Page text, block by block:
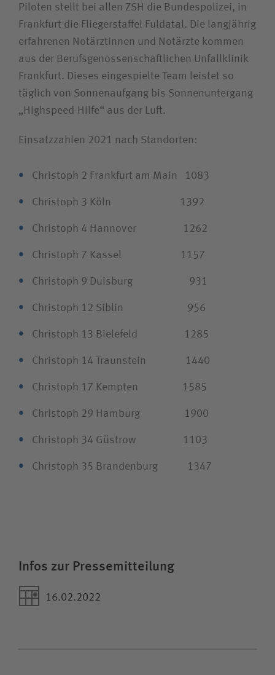
Piloten stellt bei allen ZSH die Bundespolizei, in
Frankfurt die Fliegerstaffel Fuldatal. Die langjährig
erfahrenen Notärztinnen und Notärzte kommen
aus der Berufsgenossenschaftlichen Unfallklinik
Frankfurt. Dieses eingespielte Team leistet so
täglich von Sonnenaufgang bis Sonnenuntergang
„Highspeed-Hilfe“ aus der Luft.
Einsatzzahlen 2021 nach Standorten:
Christoph 2 Frankfurt am Main 1083
Christoph 3 Köln 1392
Christoph 4 Hannover 1262
Christoph 7 Kassel 1157
Christoph 9 Duisburg 931
Christoph 12 Siblin 956
Christoph 13 Bielefeld 1285
Christoph 14 Traunstein 1440
Christoph 17 Kempten 1585
Christoph 29 Hamburg 1900
Christoph 34 Güstrow 1103
Christoph 35 Brandenburg 1347
Infos zur Pressemitteilung
16.02.2022